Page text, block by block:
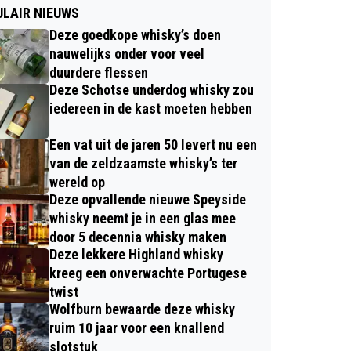
NIEUWS
Deze goedkope whisky’s doen
nauwelijks onder voor veel
duurdere flessen
Deze Schotse underdog whisky zou
iedereen in de kast moeten hebben
Een vat uit de jaren 50 levert nu een
van de zeldzaamste whisky’s ter
wereld op
Deze opvallende nieuwe Speyside
whisky neemt je in een glas mee
door 5 decennia whisky maken
Deze lekkere Highland whisky
kreeg een onverwachte Portugese
twist
Wolfburn bewaarde deze whisky
ruim 10 jaar voor een knallend
slotstuk